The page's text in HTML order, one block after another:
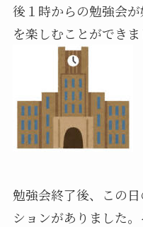
後１時からの勉強会
を楽しむことができま
勉強会終了後、この
ションがありました